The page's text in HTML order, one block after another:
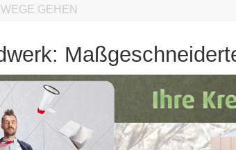
GEHEN